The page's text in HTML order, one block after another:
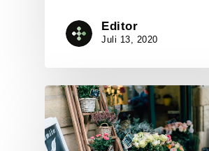
Editor
Juli 13, 2020